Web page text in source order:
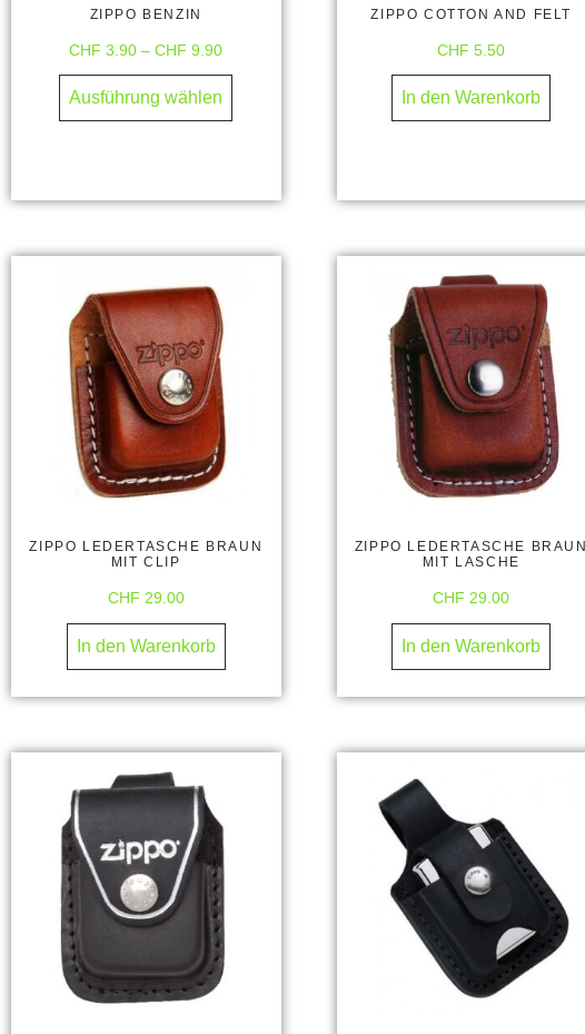
ZIPPO BENZIN
CHF 3.90 –CHF 9.90
Ausführung wählen
ZIPPO COTTON AND FELT
CHF 5.50
In den Warenkorb
ZIPPO LEDERTASCHE BRAUN
MIT CLIP
CHF 29.00
In den Warenkorb
ZIPPO LEDERTASCHE BRAUN
MIT LASCHE
CHF 29.00
In den Warenkorb